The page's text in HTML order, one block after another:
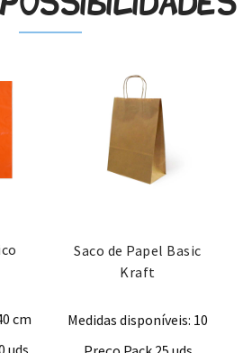
cm
Saco de Papel Basic
Kraft
Medidas disponíveis: 10